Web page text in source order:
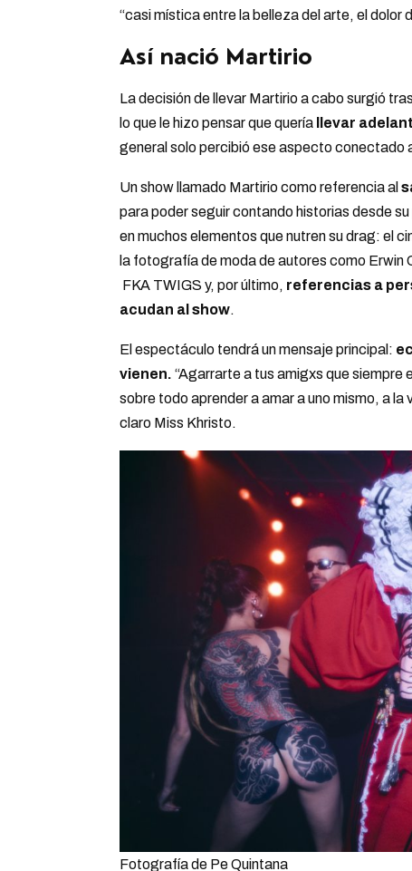
“casi mística entre la belleza del arte, el dolor
Así nació Martirio
La decisión de llevar Martirio a cabo surgió
lo que le hizo pensar que quería
llevar
general solo percibió ese aspecto conectado
Un show llamado Martirio como referencia al
para poder seguir contando historias desde
en muchos elementos que nutren su drag: el
la fotografía de moda de autores como Erwin
FKA TWIGS y, por último, referencias a
acudan al show.
El espectáculo tendrá un mensaje principal:
vienen. “Agarrarte a tus amigxs que siempre
sobre todo aprender a amar a uno mismo, a la
claro Miss Khristo.
Fotografía de Pe Quintana